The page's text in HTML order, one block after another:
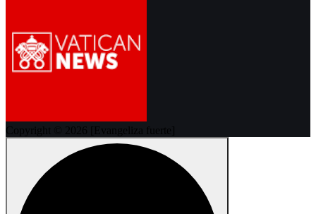
Copyright © 2026 [Evangeliza fuerte]